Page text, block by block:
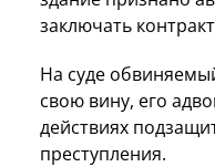
заключать
На суде
свою вину, его
действиях
преступления.